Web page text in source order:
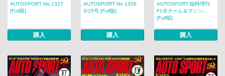
AUTOSPORT No.1327
[Full版]
購入
AUTOSPORT No.1326
3/15号 [Full版]
購入
AUTOSPORT 臨時増刊
F1全チーム＆マシン...
[Full版]
購入